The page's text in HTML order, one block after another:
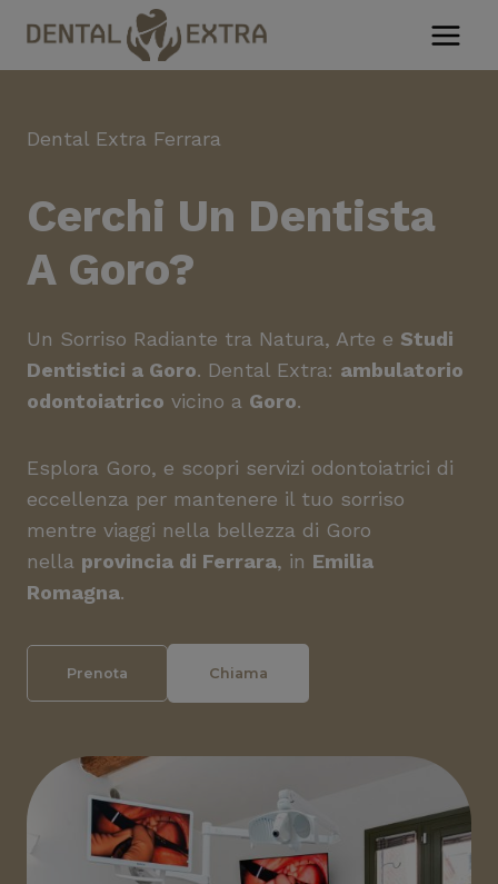
contenuto
Dental Extra Ferrara
Cerchi Un Dentista
A Goro?
Un Sorriso Radiante tra Natura, Arte e Studi
Dentistici a Goro. Dental Extra: ambulatorio
odontoiatrico vicino a Goro.
Esplora Goro, e scopri servizi odontoiatrici di
eccellenza per mantenere il tuo sorriso
mentre viaggi nella bellezza di Goro
nella provincia di Ferrara, in Emilia
Romagna.
Prenota Chiama